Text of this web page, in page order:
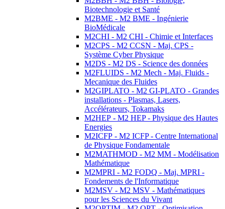
Biotechnologie et Santé
M2BME - M2 BME - Ingénierie
BioMédicale
M2CHI - M2 CHI - Chimie et Interfaces
M2CPS - M2 CCSN - Maj. CPS -
Système Cyber Physique
M2DS - M2 DS - Science des données
M2FLUIDS - M2 Mech - Maj. Fluids -
Mecanique des Fluides
M2GIPLATO - M2 GI-PLATO - Grandes
installations - Plasmas, Lasers,
Accélérateurs, Tokamaks
M2HEP - M2 HEP - Physique des Hautes
Energies
M2ICFP - M2 ICFP - Centre International
de Physique Fondamentale
M2MATHMOD - M2 MM - Modélisation
Mathématique
M2MPRI - M2 FODQ - Maj. MPRI -
Fondements de l'Informatique
M2MSV - M2 MSV - Mathématiques
pour les Sciences du Vivant